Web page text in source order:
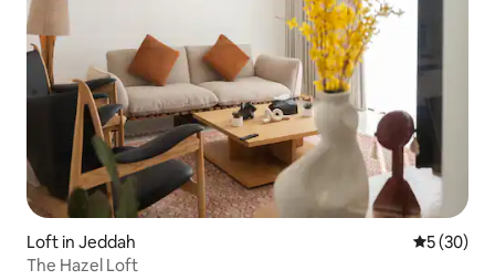
Loft in Jeddah
5 (30)
The Hazel Loft